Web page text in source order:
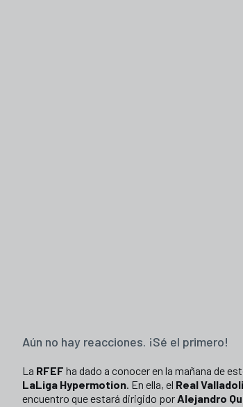
Aún no hay reacciones. ¡Sé el primero!
La RFEF ha dado a conocer en la mañana de
LaLiga Hypermotion. En ella, el Real
encuentro que estará dirigido porAlejandro